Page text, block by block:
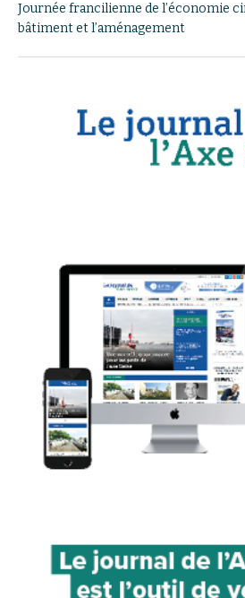
Journée francilienne de l’économie
bâtiment et l’aménagement